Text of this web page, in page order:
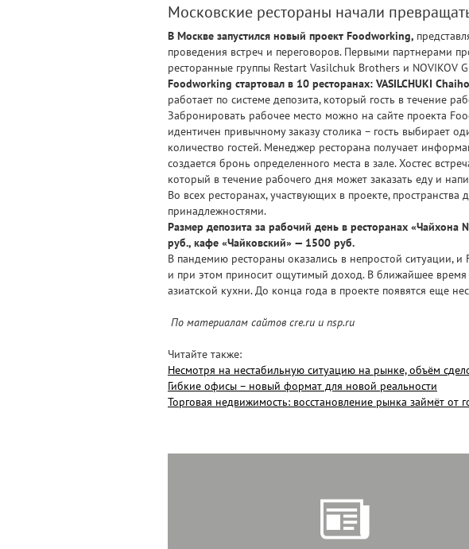
Московские рестораны начали
В Москве запустился новый проект Foodworking,
проведения встреч и переговоров. Первыми партнерами
ресторанные группы Restart Vasilchuk Brothers и NOVIKOV
Foodworking стартовал в 10 ресторанах: VASILCHUKI
работает по системе депозита, который гость в течение
Забронировать рабочее место можно на сайте проекта
идентичен привычному заказу столика – гость выбирает
количество гостей. Менеджер ресторана получает
создается бронь определенного места в зале. Хостес
который в течение рабочего дня может заказать еду и
Во всех ресторанах, участвующих в проекте,
принадлежностями.
Размер депозита за рабочий день в ресторанах
руб., кафе «Чайковский» — 1500 руб.
В пандемию рестораны оказались в непростой ситуации,
и при этом приносит ощутимый доход. В ближайшее время
азиатской кухни. До конца года в проекте появятся еще
По материалам сайтов cre.ru и nsp.ru
Читайте также:
Несмотря на нестабильную ситуацию на рынке, объём
Гибкие офисы – новый формат для новой реальности
Торговая недвижимость: восстановление рынка займёт от